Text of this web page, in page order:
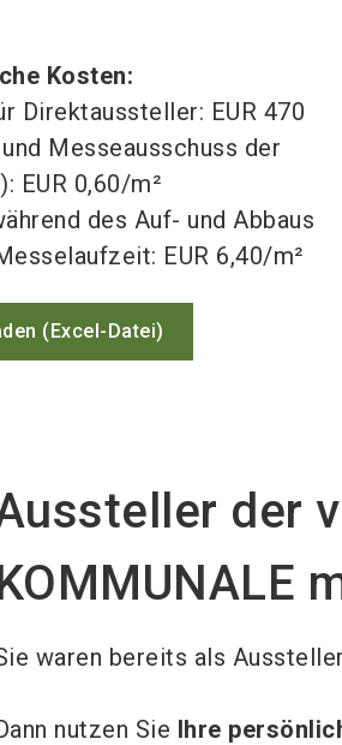
Kosten:
Direktaussteller: EUR 470
Messeausschuss der
EUR 0,60/m²
des Auf- und Abbaus
EUR 6,40/m²
(Excel-Datei)
der
waren bereits als
nutzen Sie Ihre